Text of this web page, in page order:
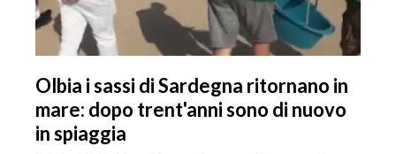
Olbia i sassi di Sardegna ritornano in
mare: dopo trent'anni sono di nuovo
in spiaggia